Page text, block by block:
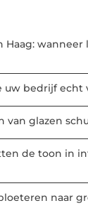
Haag: wanneer
uw bedrijf echt
van glazen
de toon in
naar